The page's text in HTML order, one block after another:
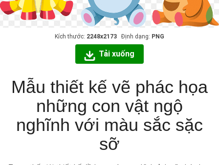
Kích thước: 2248x2173 Định dạng: PNG
Tải xuống
Mẫu thiết kế vẽ phác họa
những con vật ngộ
nghĩnh với màu sắc sặc
sỡ